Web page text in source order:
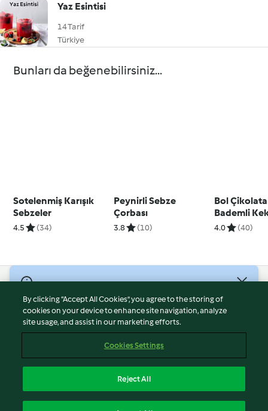
Yaz Esintisi
14 Tarif
Türkiye
Bunları da beğenebilirsiniz...
Sotelenmiş Karışık
Sebzeler
4.5 (34)
Peynirli Sebze
Çorbası
3.8 (10)
Bol
Bademli
4.0 (40)
Hizmet Koşulları
Gizlilik Politikası
Firma Bilgileri
İçeriği bildir
By clicking “Accept All Cookies”, you agree to the storing of
cookies on your device to enhance site navigation, analyze
site usage, and assist in our marketing efforts.
Cookies Settings
Reject All